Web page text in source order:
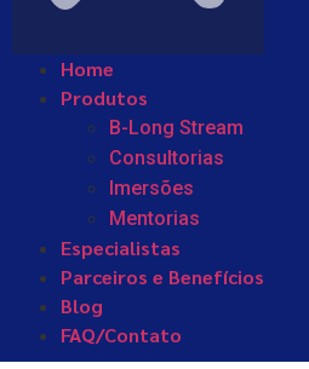
Home
Produtos
B-Long Stream
Consultorias
Imersões
Mentorias
Especialistas
Parceiros e Benefícios
Blog
FAQ/Contato